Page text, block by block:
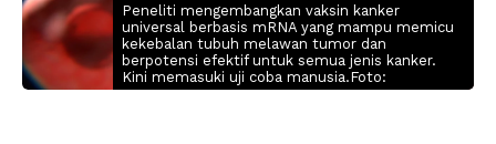
Peneliti mengembangkan vaksin kanker
universal berbasis mRNA yang mampu memicu
kekebalan tubuh melawan tumor dan
berpotensi efektif untuk semua jenis kanker.
Kini memasuki uji coba manusia.Foto: